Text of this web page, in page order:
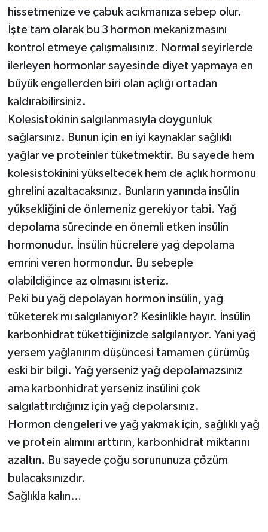
hissetmenize ve çabuk acıkmanıza sebep olur.
İşte tam olarak bu 3 hormon mekanizmasını
kontrol etmeye çalışmalısınız. Normal seyirlerde
ilerleyen hormonlar sayesinde diyet yapmaya en
büyük engellerden biri olan açlığı ortadan
kaldırabilirsiniz.
Kolesistokinin salgılanmasıyla doygunluk
sağlarsınız. Bunun için en iyi kaynaklar sağlıklı
yağlar ve proteinler tüketmektir. Bu sayede hem
kolesistokinini yükseltecek hem de açlık hormonu
ghrelini azaltacaksınız. Bunların yanında insülin
yüksekliğini de önlemeniz gerekiyor tabi. Yağ
depolama sürecinde en önemli etken insülin
hormonudur. İnsülin hücrelere yağ depolama
emrini veren hormondur. Bu sebeple
olabildiğince az olmasını isteriz.
Peki bu yağ depolayan hormon insülin, yağ
tüketerek mı salgılanıyor? Kesinlikle hayır. İnsülin
karbonhidrat tükettiğinizde salgılanıyor. Yani yağ
yersem yağlanırım düşüncesi tamamen çürümüş
eski bir bilgi. Yağ yerseniz yağ depolamazsınız
ama karbonhidrat yerseniz insülini çok
salgılattırdığınız için yağ depolarsınız.
Hormon dengeleri ve yağ yakmak için, sağlıklı yağ
ve protein alımını arttırın, karbonhidrat miktarını
azaltın. Bu sayede çoğu sorununuza çözüm
bulacaksınızdır.
Sağlıkla kalın…